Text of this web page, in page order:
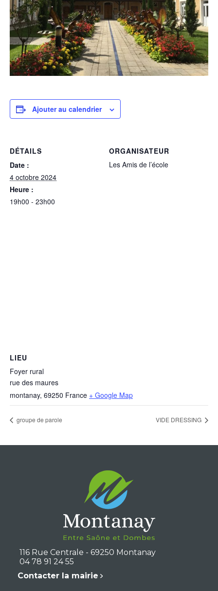
Ajouter au calendrier
DÉTAILS
Date :
4 octobre 2024
Heure :
19h00 - 23h00
ORGANISATEUR
Les Amis de l’école
LIEU
Foyer rural
rue des maures
montanay, 69250 France + Google Map
groupe de parole VIDE DRESSING
116 Rue Centrale - 69250 Montanay
04 78 91 24 55
Contacter la mairie